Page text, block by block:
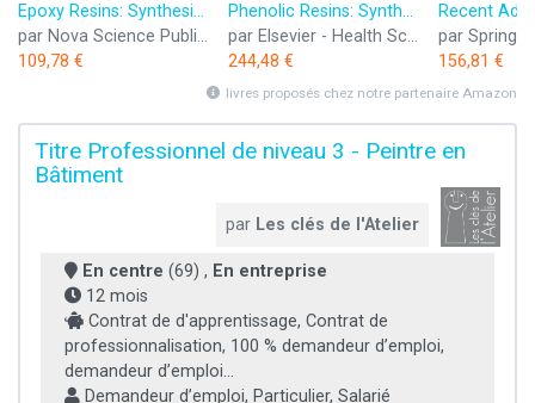
Epoxy Resins: Synthesis, Applications and Recent Developments
par Nova Science Publishers Inc
109,78 €
Phenolic Resins: Synthesis, Modifications, Properties, and Applications
par Elsevier - Health Sciences Division
244,48 €
156,81 €
livres proposés chez notre partenaire Amazon
Titre Professionnel de niveau 3 - Peintre en
Bâtiment
par Les clés de l'Atelier
En centre (69) , En entreprise
12 mois
Contrat de d'apprentissage, Contrat de
professionnalisation, 100 % demandeur d’emploi,
demandeur d’emploi...
Demandeur d’emploi, Particulier, Salarié